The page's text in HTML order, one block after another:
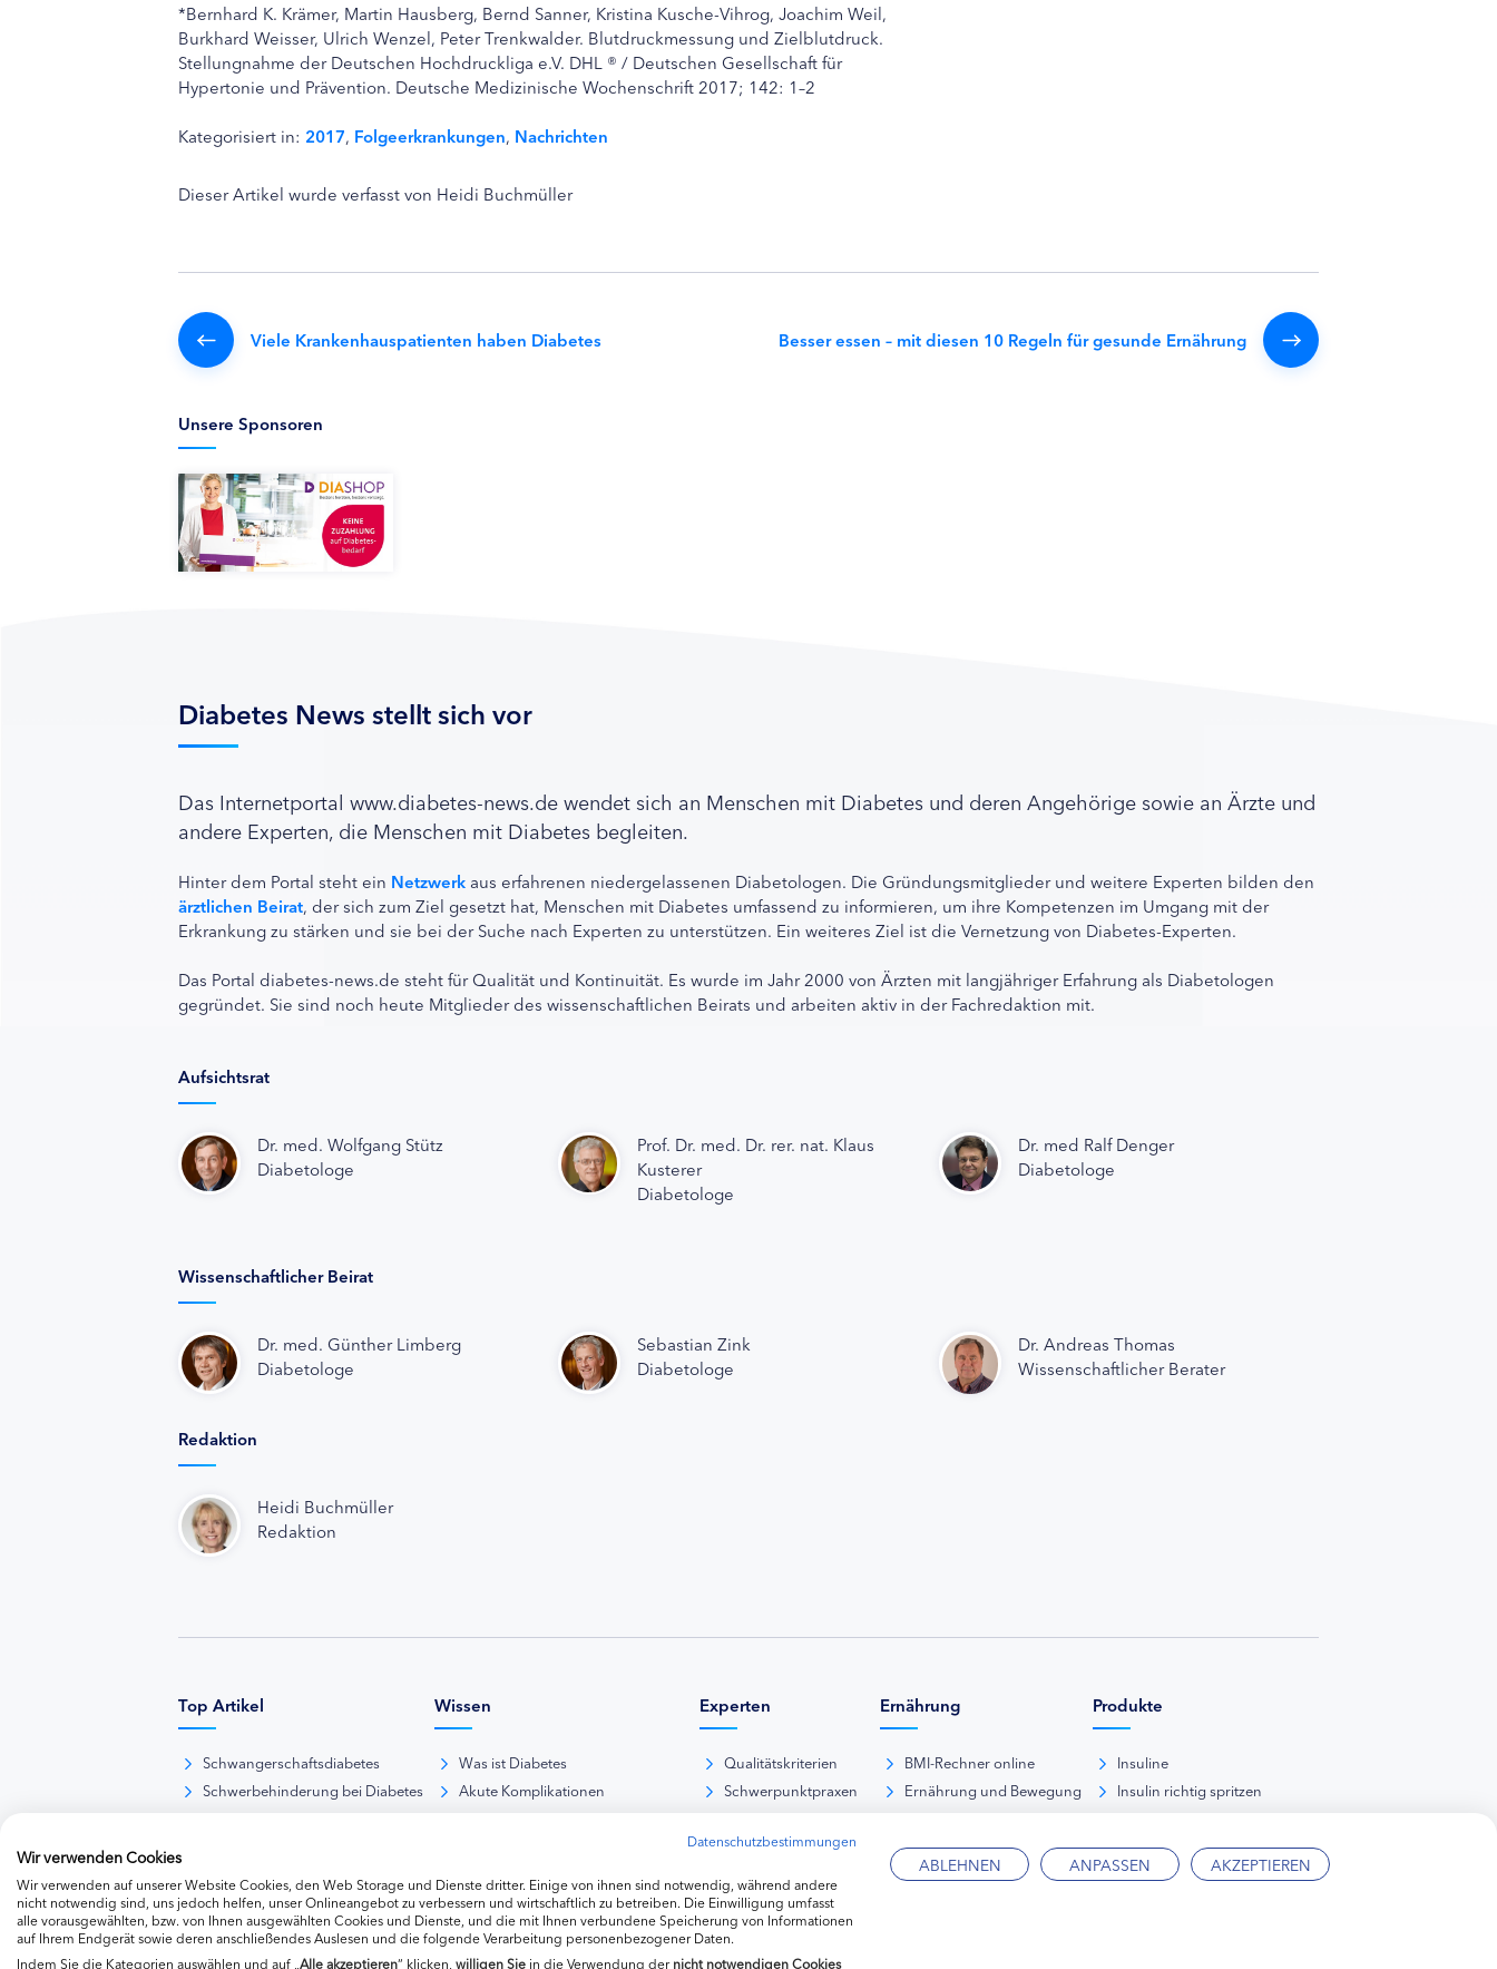
*Bernhard K. Krämer, Martin Hausberg, Bernd Sanner, Kristina Kusche-Vihrog, Joachim Weil,
Burkhard Weisser, Ulrich Wenzel, Peter Trenkwalder. Blutdruckmessung und Zielblutdruck.
Stellungnahme der Deutschen Hochdruckliga e.V. DHL ® / Deutschen Gesellschaft für
Hypertonie und Prävention. Deutsche Medizinische Wochenschrift 2017; 142: 1–2
Kategorisiert in: 2017, Folgeerkrankungen, Nachrichten
Dieser Artikel wurde verfasst von Heidi Buchmüller
Viele Krankenhauspatienten haben Diabetes Besser essen – mit diesen 10 Regeln für gesunde Ernährung
Unsere Sponsoren
Diabetes News stellt sich vor
Das Internetportal www.diabetes-news.de wendet sich an Menschen mit Diabetes und deren Angehörige sowie an Ärzte und
andere Experten, die Menschen mit Diabetes begleiten.
Hinter dem Portal steht ein Netzwerk aus erfahrenen niedergelassenen Diabetologen. Die Gründungsmitglieder und weitere Experten bilden den
ärztlichen Beirat, der sich zum Ziel gesetzt hat, Menschen mit Diabetes umfassend zu informieren, um ihre Kompetenzen im Umgang mit der
Erkrankung zu stärken und sie bei der Suche nach Experten zu unterstützen. Ein weiteres Ziel ist die Vernetzung von Diabetes-Experten.
Das Portal diabetes-news.de steht für Qualität und Kontinuität. Es wurde im Jahr 2000 von Ärzten mit langjähriger Erfahrung als Diabetologen
gegründet. Sie sind noch heute Mitglieder des wissenschaftlichen Beirats und arbeiten aktiv in der Fachredaktion mit.
Aufsichtsrat
Dr. med. Wolfgang Stütz
Diabetologe
Prof. Dr. med. Dr. rer. nat. Klaus
Kusterer
Diabetologe
Dr. med Ralf Denger
Diabetologe
Wissenschaftlicher Beirat
Dr. med. Günther Limberg
Diabetologe
Sebastian Zink
Diabetologe
Dr. Andreas Thomas
Wissenschaftlicher Berater
Redaktion
Heidi Buchmüller
Redaktion
Top Artikel
Schwangerschaftsdiabetes
Schwerbehinderung bei Diabetes
Wissen
Was ist Diabetes
Akute Komplikationen
Therapie Typ-2-Diabetes
Weitere hormonelle Erkrankungen
Experten
Qualitätskriterien
Schwerpunktpraxen
Kliniken
Diabetes-Fachhändler
Ernährung
BMI-Rechner online
Ernährung und Bewegung
Lebensmittelkunde
Produkte
Insuline
Insulin richtig spritzen
Datenschutzbestimmungen
Wir verwenden Cookies
Wir verwenden auf unserer Website Cookies, den Web Storage und Dienste dritter. Einige von ihnen sind notwendig, während andere
nicht notwendig sind, uns jedoch helfen, unser Onlineangebot zu verbessern und wirtschaftlich zu betreiben. Die Einwilligung umfasst
alle vorausgewählten, bzw. von Ihnen ausgewählten Cookies und Dienste, und die mit Ihnen verbundene Speicherung von Informationen
auf Ihrem Endgerät sowie deren anschließendes Auslesen und die folgende Verarbeitung personenbezogener Daten.
Indem Sie die Kategorien auswählen und auf „ Alle akzeptieren“ klicken, willigenSie in die Verwendung dernicht notwendigen Cookies
ABLEHNEN ANPASSEN AKZEPTIEREN